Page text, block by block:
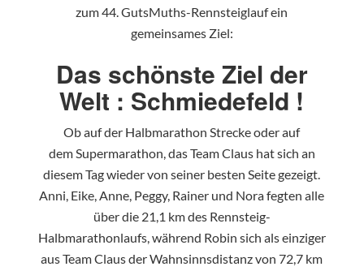
zum 44. GutsMuths-Rennsteiglauf ein
gemeinsames Ziel:
Das schönste Ziel der
Welt : Schmiedefeld !
Ob auf der Halbmarathon Strecke oder auf
dem Supermarathon, das Team Claus hat sich an
diesem Tag wieder von seiner besten Seite gezeigt.
Anni, Eike, Anne, Peggy, Rainer und Nora fegten alle
über die 21,1 km des Rennsteig-
Halbmarathonlaufs, während Robin sich als einziger
aus Team Claus der Wahnsinnsdistanz von 72,7 km